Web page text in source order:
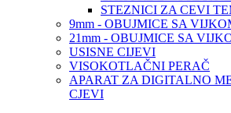
STEZNICI ZA CEVI
9mm - OBUJMICE SA
21mm - OBUJMICE SA
USISNE CIJEVI
VISOKOTLAČNI PERAČ
APARAT ZA DIGITALNO
CJEVI